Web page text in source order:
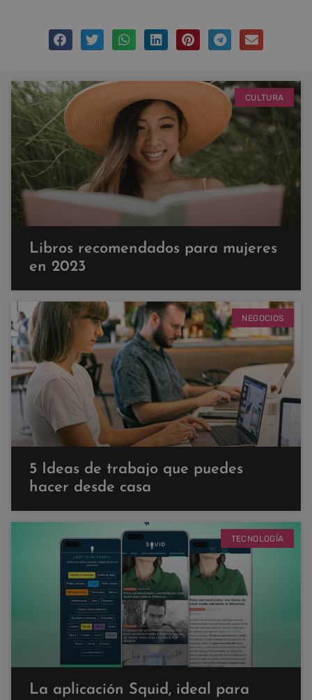
CULTURA
Libros recomendados para mujeres
en 2023
NEGOCIOS
5 Ideas de trabajo que puedes
hacer desde casa
TECNOLOGÍA
La aplicación Squid, ideal para